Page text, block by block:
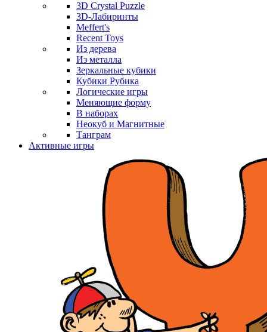
3D Crystal Puzzle
3D-Лабиринты
Meffert's
Recent Toys
Из дерева
Из металла
Зеркальные кубики
Кубики Рубика
Логические игры
Меняющие форму
В наборах
Неокуб и Магнитные
Танграм
Активные игры